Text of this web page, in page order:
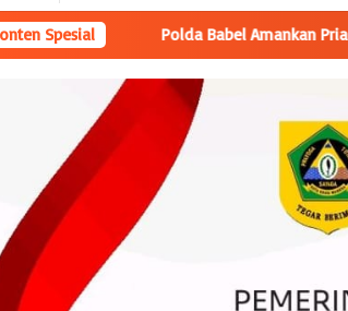
Spesial
Pria Di Pangkalpinang Usai Simpan 12,8